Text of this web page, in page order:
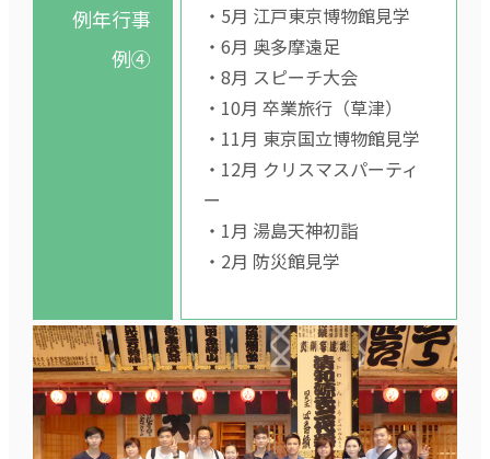
例年行事
例④
・5月 江戸東京博物館見学
・6月 奥多摩遠足
・8月 スピーチ大会
・10月 卒業旅行（草津）
・11月 東京国立博物館見学
・12月 クリスマスパーティ
ー
・1月 湯島天神初詣
・2月 防災館見学